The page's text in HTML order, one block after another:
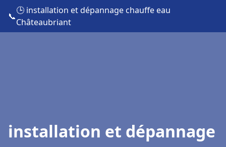
📞
🕒 installation et dépannage chauffe eau
Châteaubriant
installation et dépannage